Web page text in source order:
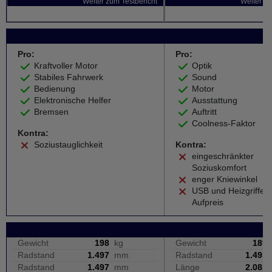
Pro:
Kraftvoller Motor
Stabiles Fahrwerk
Bedienung
Elektronische Helfer
Bremsen
Kontra:
Soziustauglichkeit
Pro:
Optik
Sound
Motor
Ausstattung
Auftritt
Coolness-Faktor
Kontra:
eingeschränkter
Soziuskomfort
enger Kniewinkel
USB und Heizgriffe
Aufpreis
Gewicht 198 kg
Radstand
1.497
mm
Radstand
1.497 mm
Gewicht
189
Radstand
1.493
Länge
2.085